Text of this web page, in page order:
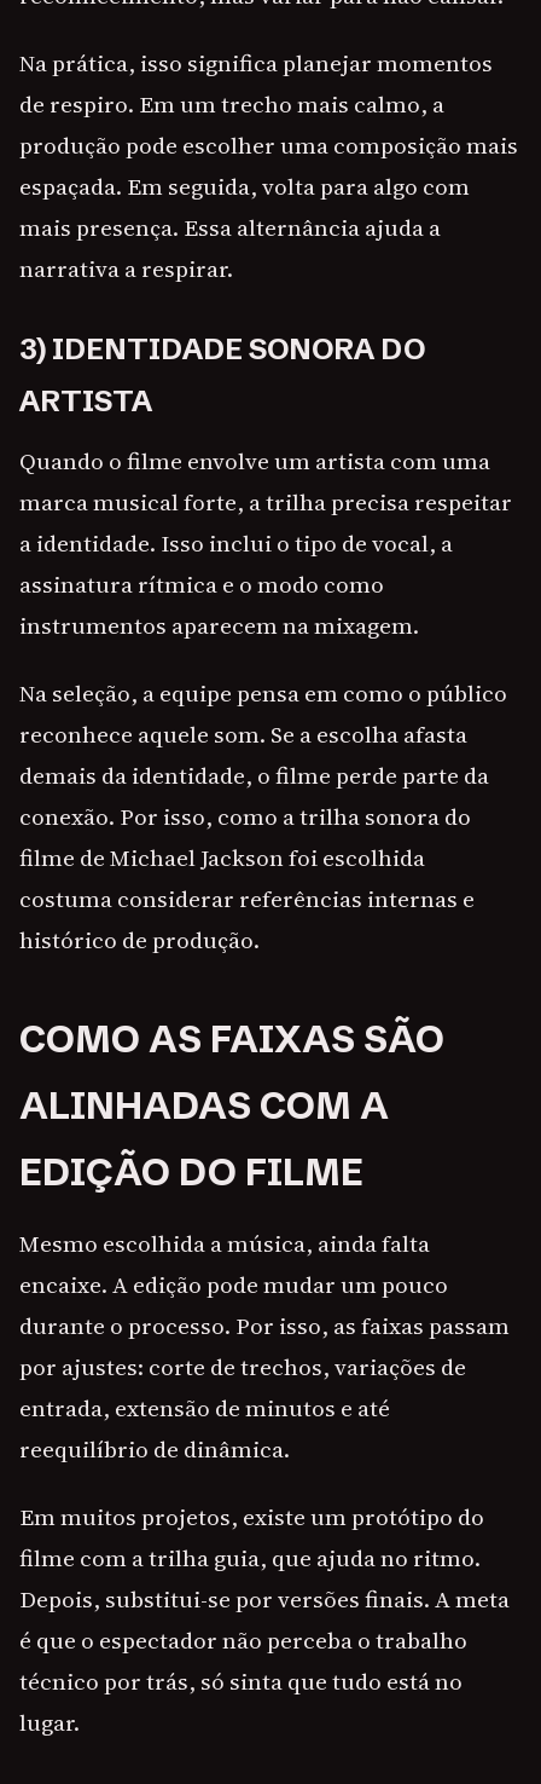
Na prática, isso significa planejar momentos
de respiro. Em um trecho mais calmo, a
produção pode escolher uma composição mais
espaçada. Em seguida, volta para algo com
mais presença. Essa alternância ajuda a
narrativa a respirar.
3) IDENTIDADE SONORA DO
ARTISTA
Quando o filme envolve um artista com uma
marca musical forte, a trilha precisa respeitar
a identidade. Isso inclui o tipo de vocal, a
assinatura rítmica e o modo como
instrumentos aparecem na mixagem.
Na seleção, a equipe pensa em como o público
reconhece aquele som. Se a escolha afasta
demais da identidade, o filme perde parte da
conexão. Por isso, como a trilha sonora do
filme de Michael Jackson foi escolhida
costuma considerar referências internas e
histórico de produção.
COMO AS FAIXAS SÃO
ALINHADAS COM A
EDIÇÃO DO FILME
Mesmo escolhida a música, ainda falta
encaixe. A edição pode mudar um pouco
durante o processo. Por isso, as faixas passam
por ajustes: corte de trechos, variações de
entrada, extensão de minutos e até
reequilíbrio de dinâmica.
Em muitos projetos, existe um protótipo do
filme com a trilha guia, que ajuda no ritmo.
Depois, substitui-se por versões finais. A meta
é que o espectador não perceba o trabalho
técnico por trás, só sinta que tudo está no
lugar.